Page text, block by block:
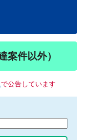
案件以外）
で公告しています